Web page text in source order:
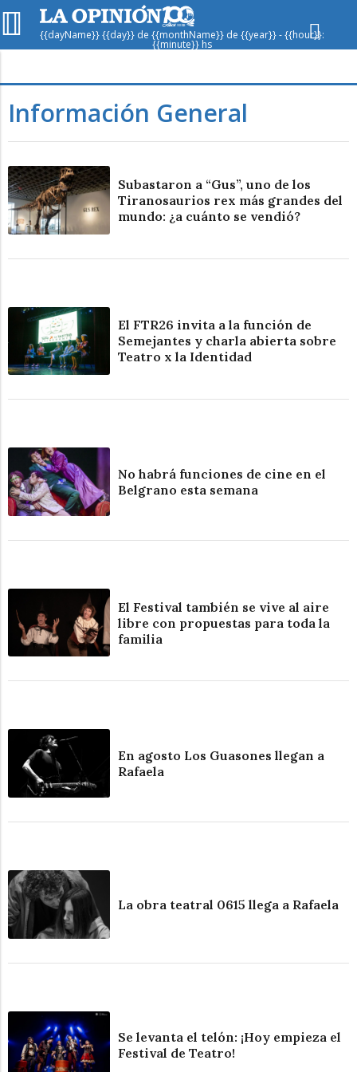
{{dayName}} {{day}} de {{monthName}} de {{year}} - {{hour}}:
{{minute}} hs
Dom Lun Mar
Información General
Subastaron a “Gus”, uno de los
Tiranosaurios rex más grandes del
mundo: ¿a cuánto se vendió?
El FTR26 invita a la función de
Semejantes y charla abierta sobre
Teatro x la Identidad
No habrá funciones de cine en el
Belgrano esta semana
El Festival también se vive al aire
libre con propuestas para toda la
familia
En agosto Los Guasones llegan a
Rafaela
La obra teatral 0615 llega a Rafaela
Se levanta el telón: ¡Hoy empieza el
Festival de Teatro!